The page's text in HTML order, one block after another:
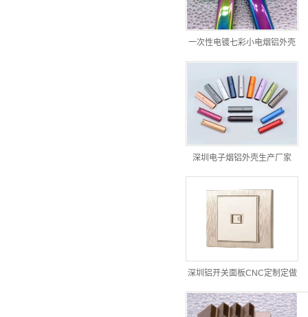
一次性电镀七彩小电烟铝外壳
深圳电子烟铝外壳生产厂家
深圳铝开关面板CNC定制定做